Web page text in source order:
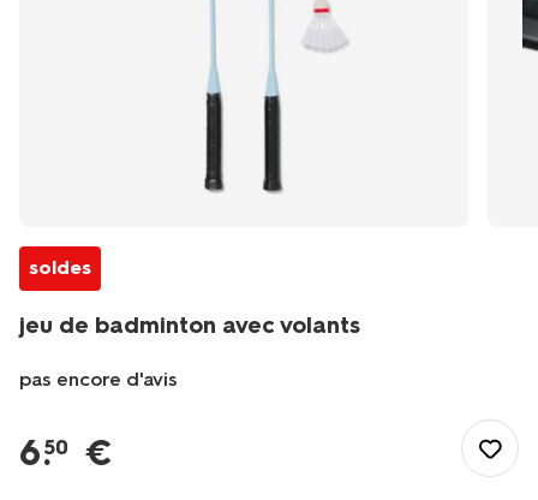
soldes
jeu de badminton avec volants
pas encore d'avis
be/enfant/jouets/jeux-
d-
6.
50 €